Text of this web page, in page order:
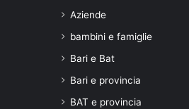
Aziende
bambini e famiglie
Bari e Bat
Bari e provincia
BAT e provincia